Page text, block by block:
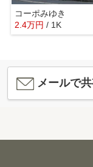
コーポみゆき
2.4万円 / 1K
メールで